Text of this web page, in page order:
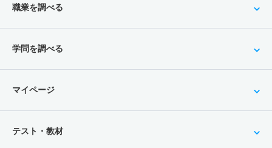
職業を調べる
学問を調べる
マイページ
テスト・教材